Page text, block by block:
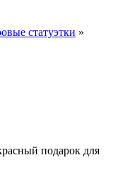
статуэтки »
подарок для